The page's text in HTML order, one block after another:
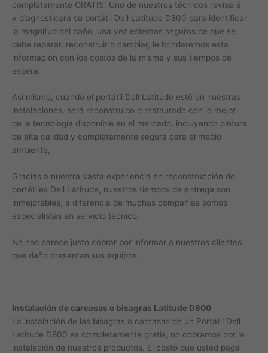
completamente GRATIS. Uno de nuestros técnicos revisará
y diagnosticará su portátil Dell Latitude D800 para identificar
la magnitud del daño, una vez estemos seguros de que se
debe reparar, reconstruir o cambiar, le brindaremos esta
información con los costos de la misma y sus tiempos de
espera.
Asi mismo, cuando el portátil Dell Latitude esté en nuestras
instalaciones, será reconstruido o restaurado con lo mejor
de la tecnología disponible en el mercado, incluyendo pintura
de alta calidad y completamente segura para el medio
ambiente,
Gracias a nuestra vasta experiencia en reconstrucción de
portátiles Dell Latitude, nuestros tiempos de entrega son
inmejorables, a diferencia de muchas compañías somos
especialistas en servicio técnico.
No nos parece justo cobrar por informar a nuestros clientes
que daño presentan sus equipos.
Instalación de carcasas o bisagras Latitude D800
La instalación de las bisagras o carcasas de un Portátil Dell
Latitude D800 es completamente gratis, no cobramos por la
instalación de nuestros productos. El costo que usted paga